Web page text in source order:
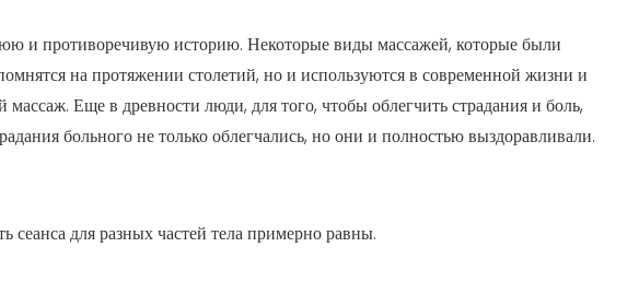
и противоречивую историю. Некоторые виды массажей, которые были
на протяжении столетий, но и используются в современной жизни и
Еще в древности люди, для того, чтобы облегчить страдания и боль,
больного не только облегчались, но они и полностью выздоравливали.
для разных частей тела примерно равны.